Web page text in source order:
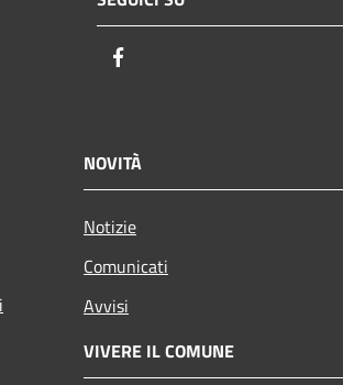
NOVITÀ
Notizie
Comunicati
Avvisi
VIVERE IL COMUNE